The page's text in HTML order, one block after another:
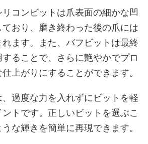
コンビットは爪表面の細かな凹
おり、磨き終わった後の爪には
ます。また、バフビットは最終
ることで、さらに艶やかでプロ
上がりにすることができます。
過度な力を入れずにビットを軽
トです。正しいビットを選ぶこ
な輝きを簡単に再現できます。